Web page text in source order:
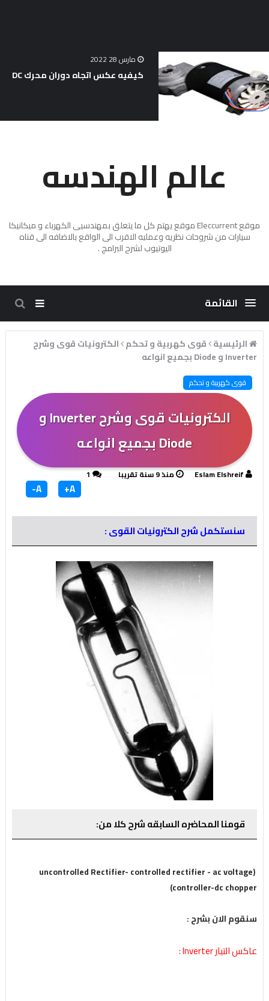
مارس 28 2022
كيفيه عكس اتجاه دوران محرك DC
عالم الهندسه
موقع Eleccurrent موقع يهتم كل ما يتعلق بمهندسيى الكهرباء و ميكانيكا
سيارات من شروحات نظريه وعمليه الاقرب الى الواقع بالاضافه الى قناه
اليوتيوب لشرح البرامج .
القائمة
الرئيسية قوى كهربية و تحكم الكترونيات قوى وشرح
Inverter و Diode بجميع انواعه
قوى كهربية و تحكم
الكترونيات قوى وشرح Inverter و
Diode بجميع انواعه
Eslam Elshreif منذ 9 سنة تقريبا 1
A+
A-
سنستكمل شرح الكترونيات القوى :
قومنا المحاضره السابقه شرح كلا من:
(uncontrolled Rectifier- controlled rectifier - ac voltage
controller-dc chopper)
سنقوم الان بشرح :
عاكس التيار Inverter :